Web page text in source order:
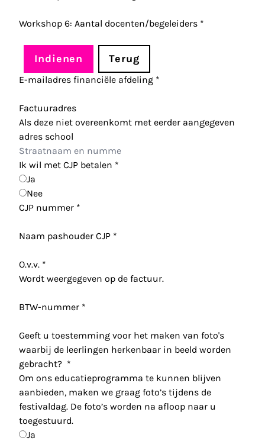
Workshop 6: Aantal docenten/begeleiders *
Indienen Terug
E-mailadres financiële afdeling *
Factuuradres
Als deze niet overeenkomt met eerder aangegeven
adres school
Ik wil met CJP betalen *
Ja
Nee
CJP nummer *
Naam pashouder CJP *
O.v.v. *
Wordt weergegeven op de factuur.
BTW-nummer *
Geeft u toestemming voor het maken van foto's
waarbij de leerlingen herkenbaar in beeld worden
gebracht? *
Om ons educatieprogramma te kunnen blijven
aanbieden, maken we graag foto’s tijdens de
festivaldag. De foto’s worden na afloop naar u
toegestuurd.
Ja